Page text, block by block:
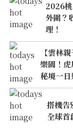
2026
外圍？
理！
【雲林
樂園！
秘境一
搭機告
全球